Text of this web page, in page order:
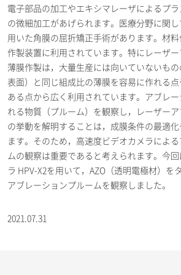
電子部品の加工やエキシマレーザによるプ
の微細加工があげられます。医療分野に関し
用いた角膜の屈折矯正手術があります。材
作製装置に利用されています。特にレーザ
薄膜作製は，大量生産には向いていないも
表面）と同じ組成比の薄膜を容易に作れる
ある点から広く利用されています。アブレ
れる物質（プルーム）を観察し，レーザー
の挙動を解明することは，成膜条件の最適
ます。そのため，高速度ビデオカメラによ
ムの観察は重要であると考えられます。今
ラ HPV-X2を用いて，AZO（透明電極材）を
アブレーションプルームを観察しました。
2021.07.31